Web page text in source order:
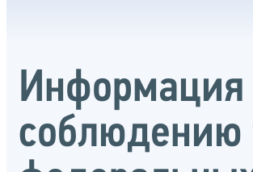
Информация
соблюдению